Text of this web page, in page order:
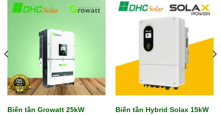
Biến tần Growatt 25kW
Biến tần Hybrid Solax 15kW